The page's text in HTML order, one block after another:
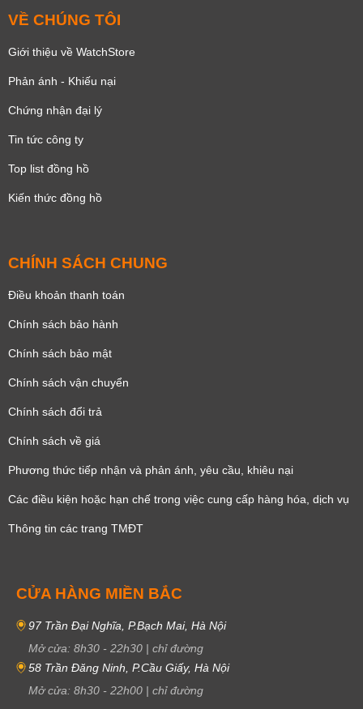
VỀ CHÚNG TÔI
Giới thiệu về WatchStore
Phản ánh - Khiếu nại
Chứng nhận đại lý
Tin tức công ty
Top list đồng hồ
Kiến thức đồng hồ
CHÍNH SÁCH CHUNG
Điều khoản thanh toán
Chính sách bảo hành
Chính sách bảo mật
Chính sách vận chuyển
Chính sách đổi trả
Chính sách về giá
Phương thức tiếp nhận và phản ánh, yêu cầu, khiêu nại
Các điều kiện hoặc hạn chế trong việc cung cấp hàng hóa, dịch vụ
Thông tin các trang TMĐT
CỬA HÀNG MIỀN BẮC
97 Trần Đại Nghĩa, P.Bạch Mai, Hà Nội
Mở cửa: 8h30 - 22h30 | chỉ đường
58 Trần Đăng Ninh, P.Cầu Giấy, Hà Nội
Mở cửa: 8h30 - 22h00 | chỉ đường